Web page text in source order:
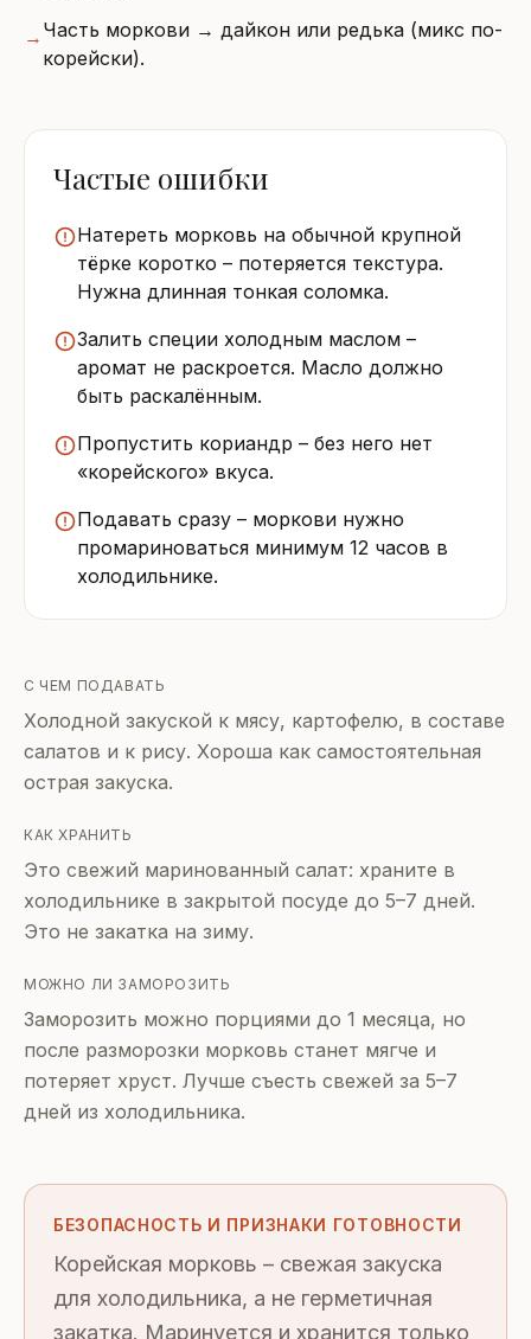
→ Часть моркови → дайкон или редька (микс по-
корейски).
Частые ошибки
Натереть морковь на обычной крупной
тёрке коротко – потеряется текстура.
Нужна длинная тонкая соломка.
Залить специи холодным маслом –
аромат не раскроется. Масло должно
быть раскалённым.
Пропустить кориандр – без него нет
«корейского» вкуса.
Подавать сразу – моркови нужно
промариноваться минимум 12 часов в
холодильнике.
С ЧЕМ ПОДАВАТЬ
Холодной закуской к мясу, картофелю, в составе
салатов и к рису. Хороша как самостоятельная
острая закуска.
КАК ХРАНИТЬ
Это свежий маринованный салат: храните в
холодильнике в закрытой посуде до 5–7 дней.
Это не закатка на зиму.
МОЖНО ЛИ ЗАМОРОЗИТЬ
Заморозить можно порциями до 1 месяца, но
после разморозки морковь станет мягче и
потеряет хруст. Лучше съесть свежей за 5–7
дней из холодильника.
БЕЗОПАСНОСТЬ И ПРИЗНАКИ ГОТОВНОСТИ
Корейская морковь – свежая закуска
для холодильника, а не герметичная
закатка. Маринуется и хранится только